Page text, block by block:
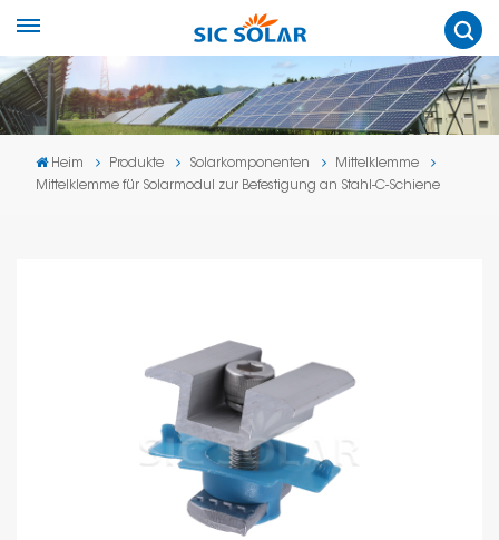
Heim Produkte Solarkomponenten
Mittelklemme
Mittelklemme für Solarmodul zur Befestigung an Stahl-C-Schiene